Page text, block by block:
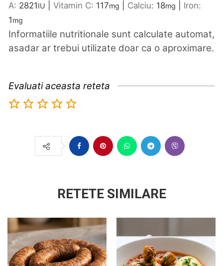
A: 2821IU Vitamin C: 117mg Calciu: 18mg
Iron:
1mg
Informatiile nutritionale sunt calculate automat,
asadar ar trebui utilizate doar ca o aproximare.
Evaluati aceasta reteta
RETETE SIMILARE